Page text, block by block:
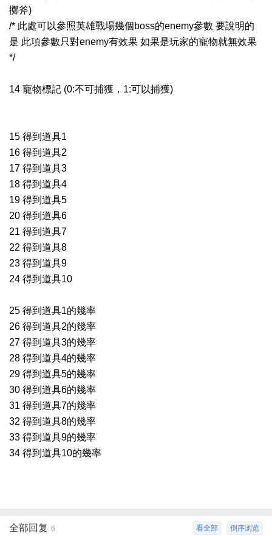
擲斧)
/* 此處可以參照英雄戰場幾個boss的enemy參數 要說明的
是 此項參數只對enemy有效果 如果是玩家的寵物就無效果
*/
14 寵物標記 (0:不可捕獲，1:可以捕獲)
15 得到道具1
16 得到道具2
17 得到道具3
18 得到道具4
19 得到道具5
20 得到道具6
21 得到道具7
22 得到道具8
23 得到道具9
24 得到道具10
25 得到道具1的幾率
26 得到道具2的幾率
27 得到道具3的幾率
28 得到道具4的幾率
29 得到道具5的幾率
30 得到道具6的幾率
31 得到道具7的幾率
32 得到道具8的幾率
33 得到道具9的幾率
34 得到道具10的幾率
倒序浏览
看全部
全部回复 6